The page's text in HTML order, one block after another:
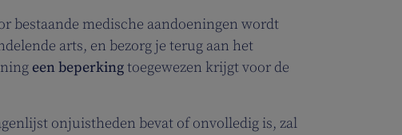
bestaande medische aandoeningen wordt
arts, en bezorg je terug aan het
een beperkingtoegewezen krijgt voor de
onjuistheden bevat of onvolledig is, zal